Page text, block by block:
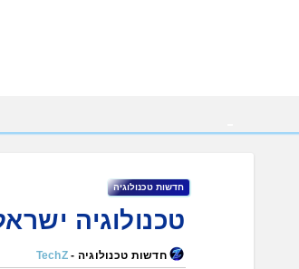
חדשות טכנולוגיה
טכנולוגיה
חדשות טכנולוגיה -TechZ